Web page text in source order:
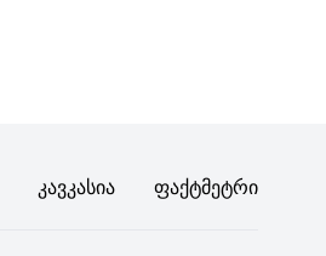
Კავკასია Ფაქტმეტრი